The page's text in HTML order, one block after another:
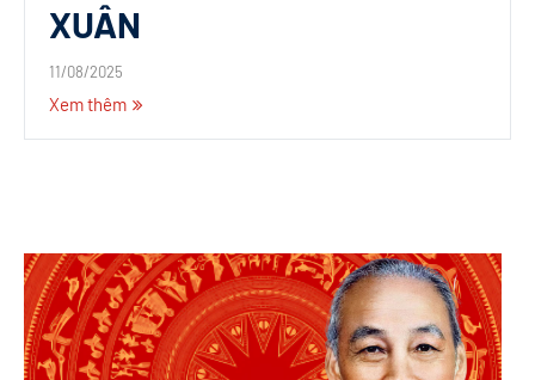
XUÂN
11/08/2025
Xem thêm